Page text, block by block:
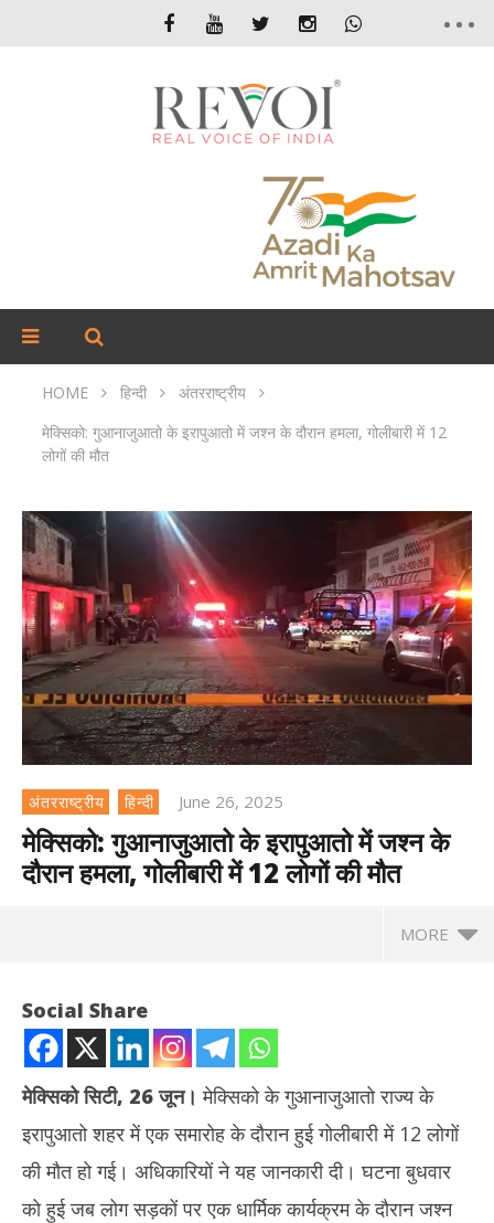
HOME हिन्दी
अंतरराष्ट्रीय
मेक्सिको: गुआनाजुआतो के इरापुआतो में जश्न के दौरान हमला, गोलीबारी में 12
लोगों की मौत
अंतरराष्ट्रीय हिन्दी June 26, 2025
मेक्सिको: गुआनाजुआतो के इरापुआतो में जश्न के
दौरान हमला, गोलीबारी में 12 लोगों की मौत
MORE
Social Share
मेक्सिको सिटी, 26 जून। मेक्सिको के गुआनाजुआतो राज्य के
इरापुआतो शहर में एक समारोह के दौरान हुई गोलीबारी में 12 लोगों
की मौत हो गई। अधिकारियों ने यह जानकारी दी। घटना बुधवार
को हुई जब लोग सड़कों पर एक धार्मिक कार्यक्रम के दौरान जश्न